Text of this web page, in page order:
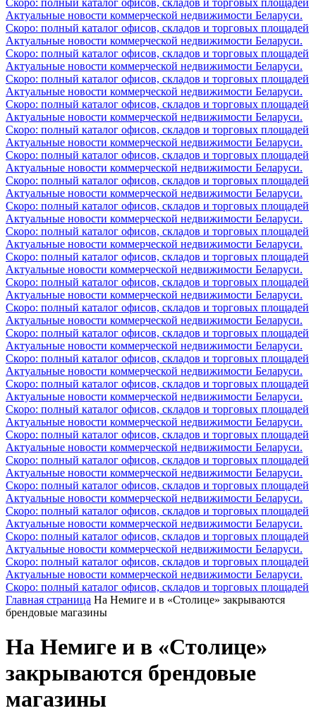
Актуальные новости коммерческой недвижимости Беларуси.
Скоро: полный каталог офисов, складов и торговых площадей
Актуальные новости коммерческой недвижимости Беларуси.
Скоро: полный каталог офисов, складов и торговых площадей
Актуальные новости коммерческой недвижимости Беларуси.
Скоро: полный каталог офисов, складов и торговых площадей
Актуальные новости коммерческой недвижимости Беларуси.
Скоро: полный каталог офисов, складов и торговых площадей
Актуальные новости коммерческой недвижимости Беларуси.
Скоро: полный каталог офисов, складов и торговых площадей
Актуальные новости коммерческой недвижимости Беларуси.
Скоро: полный каталог офисов, складов и торговых площадей
Актуальные новости коммерческой недвижимости Беларуси.
Скоро: полный каталог офисов, складов и торговых площадей
Актуальные новости коммерческой недвижимости Беларуси.
Скоро: полный каталог офисов, складов и торговых площадей
Актуальные новости коммерческой недвижимости Беларуси.
Скоро: полный каталог офисов, складов и торговых площадей
Актуальные новости коммерческой недвижимости Беларуси.
Скоро: полный каталог офисов, складов и торговых площадей
Актуальные новости коммерческой недвижимости Беларуси.
Скоро: полный каталог офисов, складов и торговых площадей
Актуальные новости коммерческой недвижимости Беларуси.
Скоро: полный каталог офисов, складов и торговых площадей
Актуальные новости коммерческой недвижимости Беларуси.
Скоро: полный каталог офисов, складов и торговых площадей
Актуальные новости коммерческой недвижимости Беларуси.
Скоро: полный каталог офисов, складов и торговых площадей
Актуальные новости коммерческой недвижимости Беларуси.
Скоро: полный каталог офисов, складов и торговых площадей
Актуальные новости коммерческой недвижимости Беларуси.
Скоро: полный каталог офисов, складов и торговых площадей
Актуальные новости коммерческой недвижимости Беларуси.
Скоро: полный каталог офисов, складов и торговых площадей
Актуальные новости коммерческой недвижимости Беларуси.
Скоро: полный каталог офисов, складов и торговых площадей
Актуальные новости коммерческой недвижимости Беларуси.
Скоро: полный каталог офисов, складов и торговых площадей
Актуальные новости коммерческой недвижимости Беларуси.
Скоро: полный каталог офисов, складов и торговых площадей
Актуальные новости коммерческой недвижимости Беларуси.
Скоро: полный каталог офисов, складов и торговых площадей
Актуальные новости коммерческой недвижимости Беларуси.
Скоро: полный каталог офисов, складов и торговых площадей
Актуальные новости коммерческой недвижимости Беларуси.
Скоро: полный каталог офисов, складов и торговых площадей
Главная страница На Немиге и в «Столице» закрываются
брендовые магазины
На Немиге и в «Столице»
закрываются брендовые
магазины